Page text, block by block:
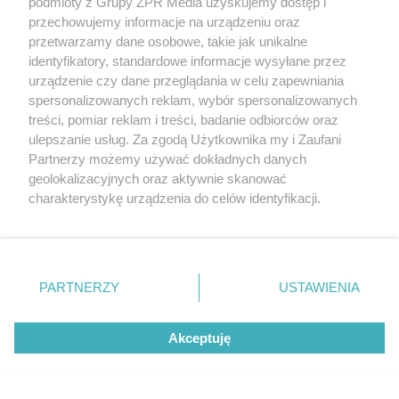
Dlaczego wszystkie magazyny, hale i
centra logistyczne są szare? O
przechowujemy informacje na urządzeniu oraz
przetwarzamy dane osobowe, takie jak unikalne
identyfikatory, standardowe informacje wysyłane przez
urządzenie czy dane przeglądania w celu zapewniania
spersonalizowanych reklam, wybór spersonalizowanych
treści, pomiar reklam i treści, badanie odbiorców oraz
ulepszanie usług. Za zgodą Użytkownika my i Zaufani
Partnerzy możemy używać dokładnych danych
geolokalizacyjnych oraz aktywnie skanować
charakterystykę urządzenia do celów identyfikacji.
zmienić/wycofać klikając przycisk ustawień prywatności
znajdujący się w lewym dolnym rogu strony
rodzaje przetwarzania danych nie wymagają zgody
użytkownika, ale masz prawo sprzeciwić się takiemu
przetwarzaniu. Preferencje będą miały zastosowanie tylko
PARTNERZY USTAWIENIA
Akceptuję